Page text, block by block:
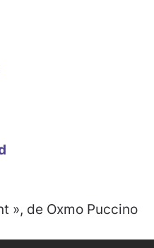
», de Oxmo Puccino